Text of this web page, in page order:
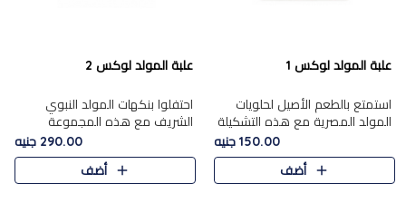
علبة المولد لوكس 1
استمتع بالطعم الأصيل لحلويات
المولد المصرية مع هذه التشكيلة
المختارة بعناية من 9 قطع. تتضمن
التشكيلة جوزرية مع فول،ملبان
150.00 جنيه
أضف
علبة المولد لوكس 2
احتفلوا بنكهات المولد النبوي
الشريف مع هذه المجموعة
الفاخرة المكونة من 19 قطعة،
والتي تم اختيارها بعناية فائقة لتُبرز
تشكيلة واسعة من الحلويات
290.00 جنيه
أضف